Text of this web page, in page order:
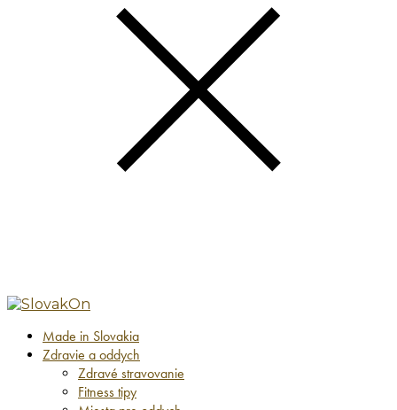
Made in Slovakia
Zdravie a oddych
Zdravé stravovanie
Fitness tipy